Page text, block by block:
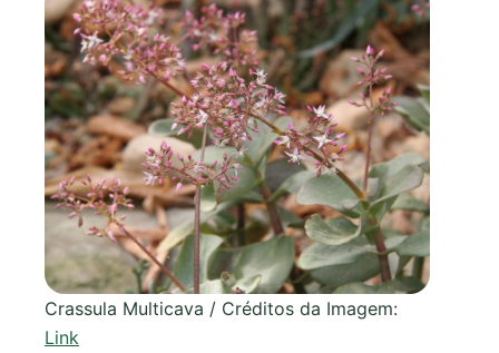
Crassula Multicava / Créditos da Imagem:
Link